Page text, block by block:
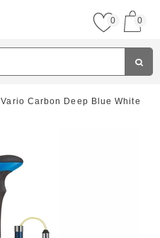
0 0
Carbon Deep Blue White